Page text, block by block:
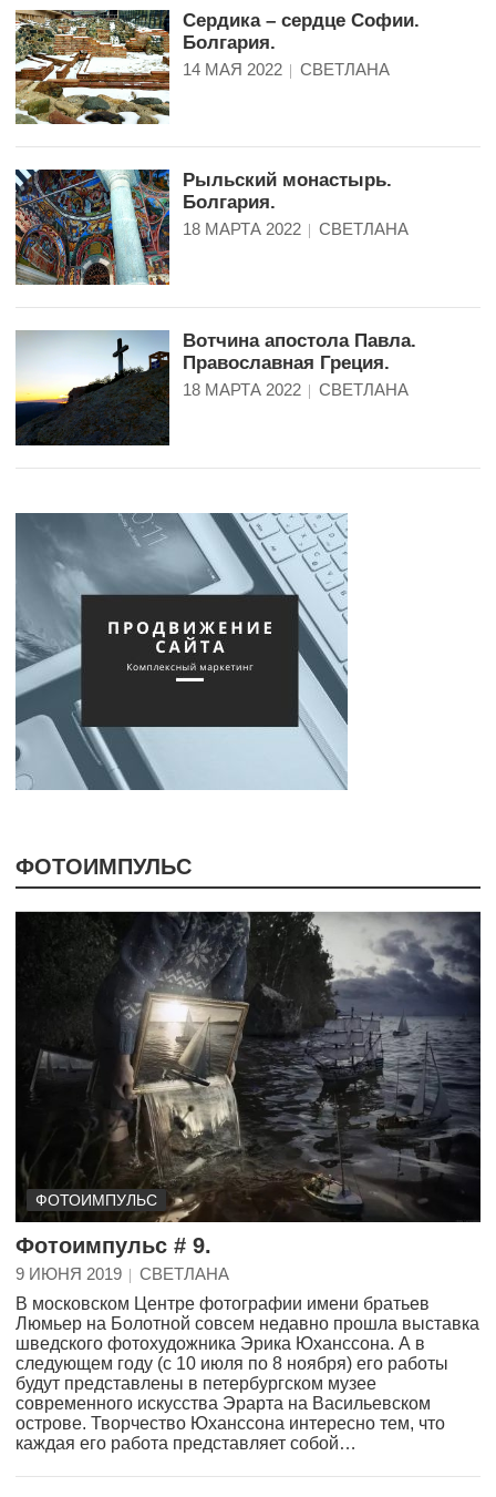
Сердика – сердце Софии.
Болгария.
14 МАЯ 2022 СВЕТЛАНА
Рыльский монастырь.
Болгария.
18 МАРТА 2022 СВЕТЛАНА
Вотчина апостола Павла.
Православная Греция.
18 МАРТА 2022 СВЕТЛАНА
ФОТОИМПУЛЬС
ФОТОИМПУЛЬС
Фотоимпульс # 9.
9 ИЮНЯ 2019
СВЕТЛАНА
В московском Центре фотографии имени братьев
Люмьер на Болотной совсем недавно прошла выставка
шведского фотохудожника Эрика Юханссона. А в
следующем году (с 10 июля по 8 ноября) его работы
будут представлены в петербургском музее
современного искусства Эрарта на Васильевском
острове. Творчество Юханссона интересно тем, что
каждая его работа представляет собой…